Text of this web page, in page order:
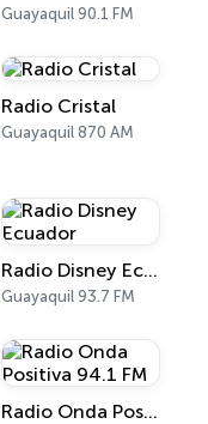
Guayaquil 90.1 FM
Radio Cristal
Guayaquil 870 AM
Radio Disney Ecuador
Guayaquil 93.7 FM
Radio Onda Positiva 94.1 FM